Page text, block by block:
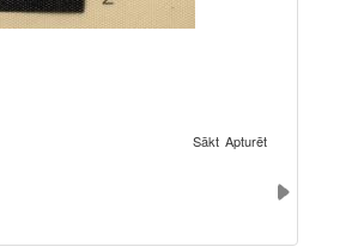
Sākt Apturēt